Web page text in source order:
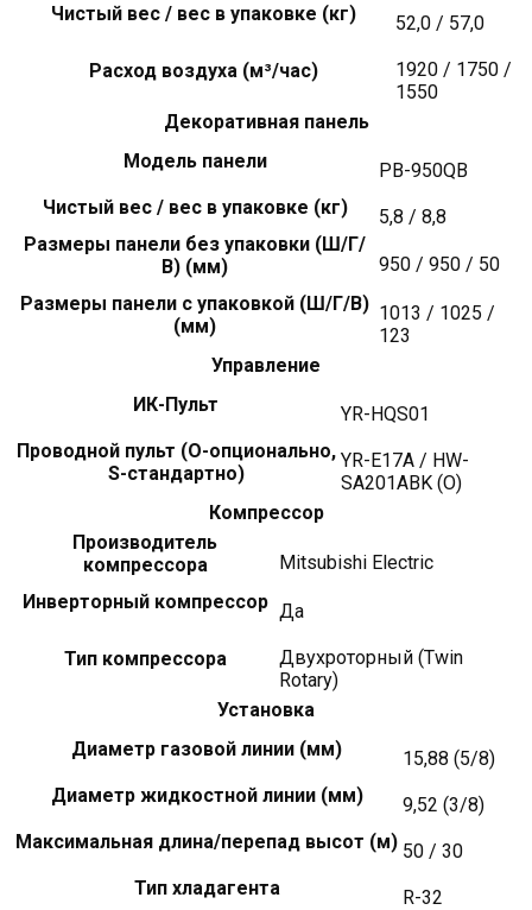
Чистый вес / вес в упаковке (кг)
52,0 / 57,0
Расход воздуха (м³/час)
1920 / 1750 /
1550
Декоративная панель
Модель панели
PB-950QB
Чистый вес / вес в упаковке (кг)
5,8 / 8,8
Размеры панели без упаковки (Ш/Г/
В) (мм)
950 / 950 / 50
Размеры панели с упаковкой (Ш/Г/В)
(мм)
1013 / 1025 /
123
Управление
ИК-Пульт
YR-HQS01
Проводной пульт (О-опционально,
S-стандартно)
YR-E17A / HW-
SA201ABK (О)
Компрессор
Производитель
компрессора
Mitsubishi Electric
Инверторный компрессор Да
Тип компрессора
Двухроторный (Twin
Rotary)
Установка
Диаметр газовой линии (мм)
15,88 (5/8)
Диаметр жидкостной линии (мм)
9,52 (3/8)
Максимальная длина/перепад высот (м) 50 / 30
Тип хладагента
R-32